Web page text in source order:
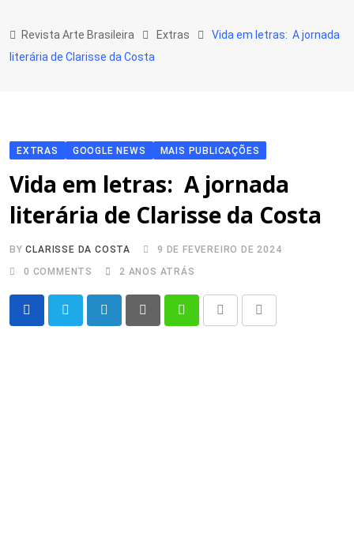
to
content
Revista Arte Brasileira Extras
Vida em letras: A jornada
literária de Clarisse da Costa
EXTRAS GOOGLE NEWS MAIS PUBLICAÇÕES
Vida em letras: A jornada
literária de Clarisse da Costa
BYCLARISSE DA COSTA
9 DE FEVEREIRO DE 2024
0 COMMENTS 2 ANOS ATRÁS